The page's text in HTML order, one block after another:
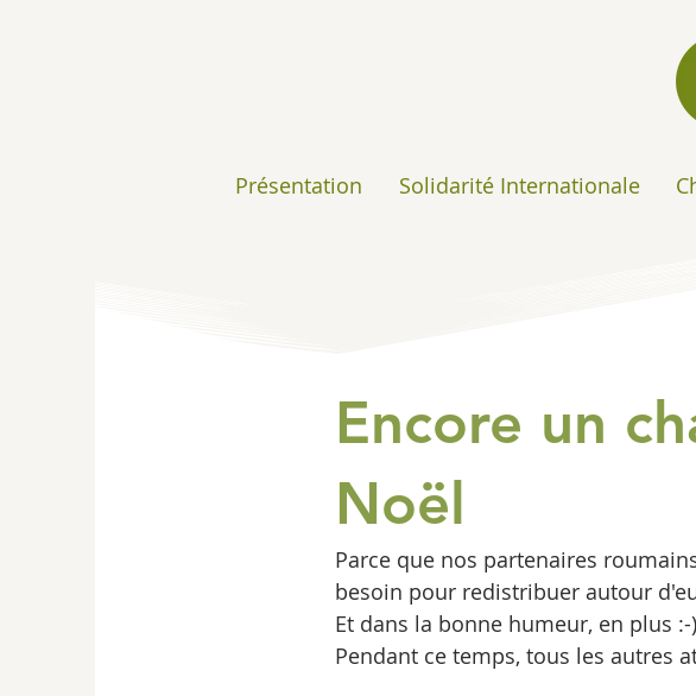
Présentation Solidarité Internationale
Encore un
Noël
Parce que nos partenaires
besoin pour redistribuer autour
Et dans la bonne humeur, en plus :-)
Pendant ce temps, tous les autres